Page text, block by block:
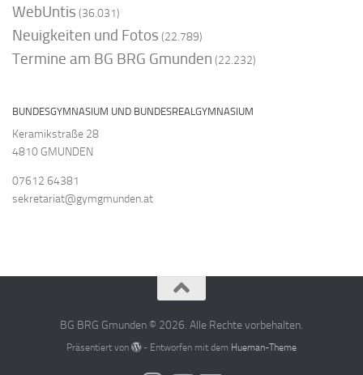
WebUntis (36.031)
Neuigkeiten und Fotos (22.789)
Termine am BG BRG Gmunden (22.232)
BUNDESGYMNASIUM UND BUNDESREALGYMNASIUM
Keramikstraße 28
4810 GMUNDEN
07612 64381
sekretariat@gymgmunden.at
BG BRG Gmunden © 2026. Alle Rechte vorbehalten.
Präsentiert von - Entworfen mit dem Hueman-Theme